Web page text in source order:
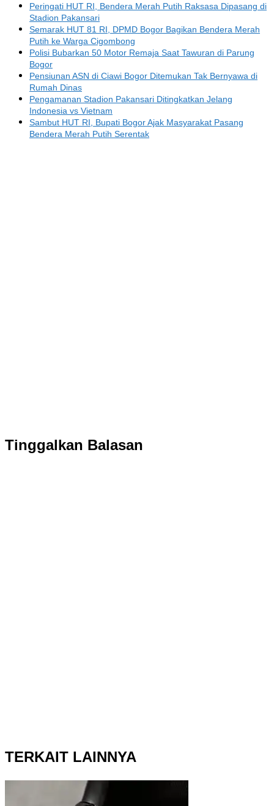
Peringati HUT RI, Bendera Merah Putih Raksasa Dipasang di
Stadion Pakansari
Semarak HUT 81 RI, DPMD Bogor Bagikan Bendera Merah
Putih ke Warga Cigombong
Polisi Bubarkan 50 Motor Remaja Saat Tawuran di Parung
Bogor
Pensiunan ASN di Ciawi Bogor Ditemukan Tak Bernyawa di
Rumah Dinas
Pengamanan Stadion Pakansari Ditingkatkan Jelang
Indonesia vs Vietnam
Sambut HUT RI, Bupati Bogor Ajak Masyarakat Pasang
Bendera Merah Putih Serentak
Tinggalkan Balasan
TERKAIT LAINNYA